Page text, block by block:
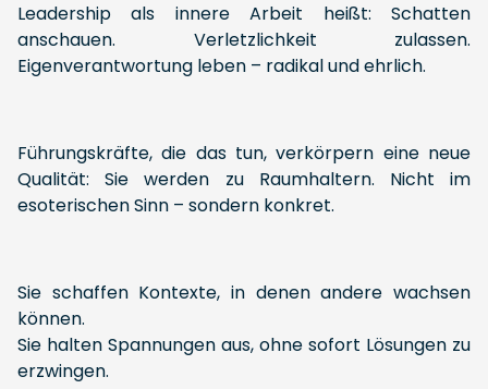
Leadership als innere Arbeit heißt: Schatten
anschauen. Verletzlichkeit zulassen.
Eigenverantwortung leben – radikal und ehrlich.
Führungskräfte, die das tun, verkörpern eine neue
Qualität: Sie werden zu Raumhaltern. Nicht im
esoterischen Sinn – sondern konkret.
Sie schaffen Kontexte, in denen andere wachsen
können.
Sie halten Spannungen aus, ohne sofort Lösungen zu
erzwingen.